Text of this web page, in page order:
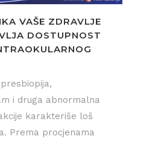
VAŠE ZDRAVLJE
DOSTUPNOST
i druga abnormalna
karakteriše loš
Prema procjenama